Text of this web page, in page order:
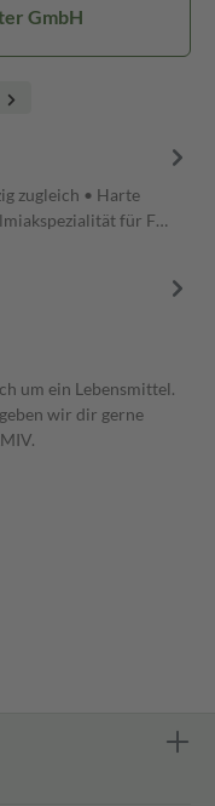
GmbH
zugleich • Harte
für F…
um ein Lebensmittel.
wir dir gerne